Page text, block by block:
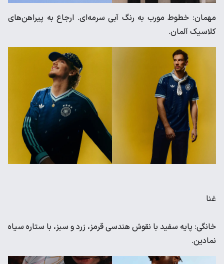
مهمان: خطوط مورب به رنگ آبی سرمه‌ای. ارجاع به پیراهن‌های
کلاسیک آلمان.
غنا
خانگی: پایه سفید با نقوش هندسی قرمز، زرد و سبز، با ستاره سیاه
نمادین.